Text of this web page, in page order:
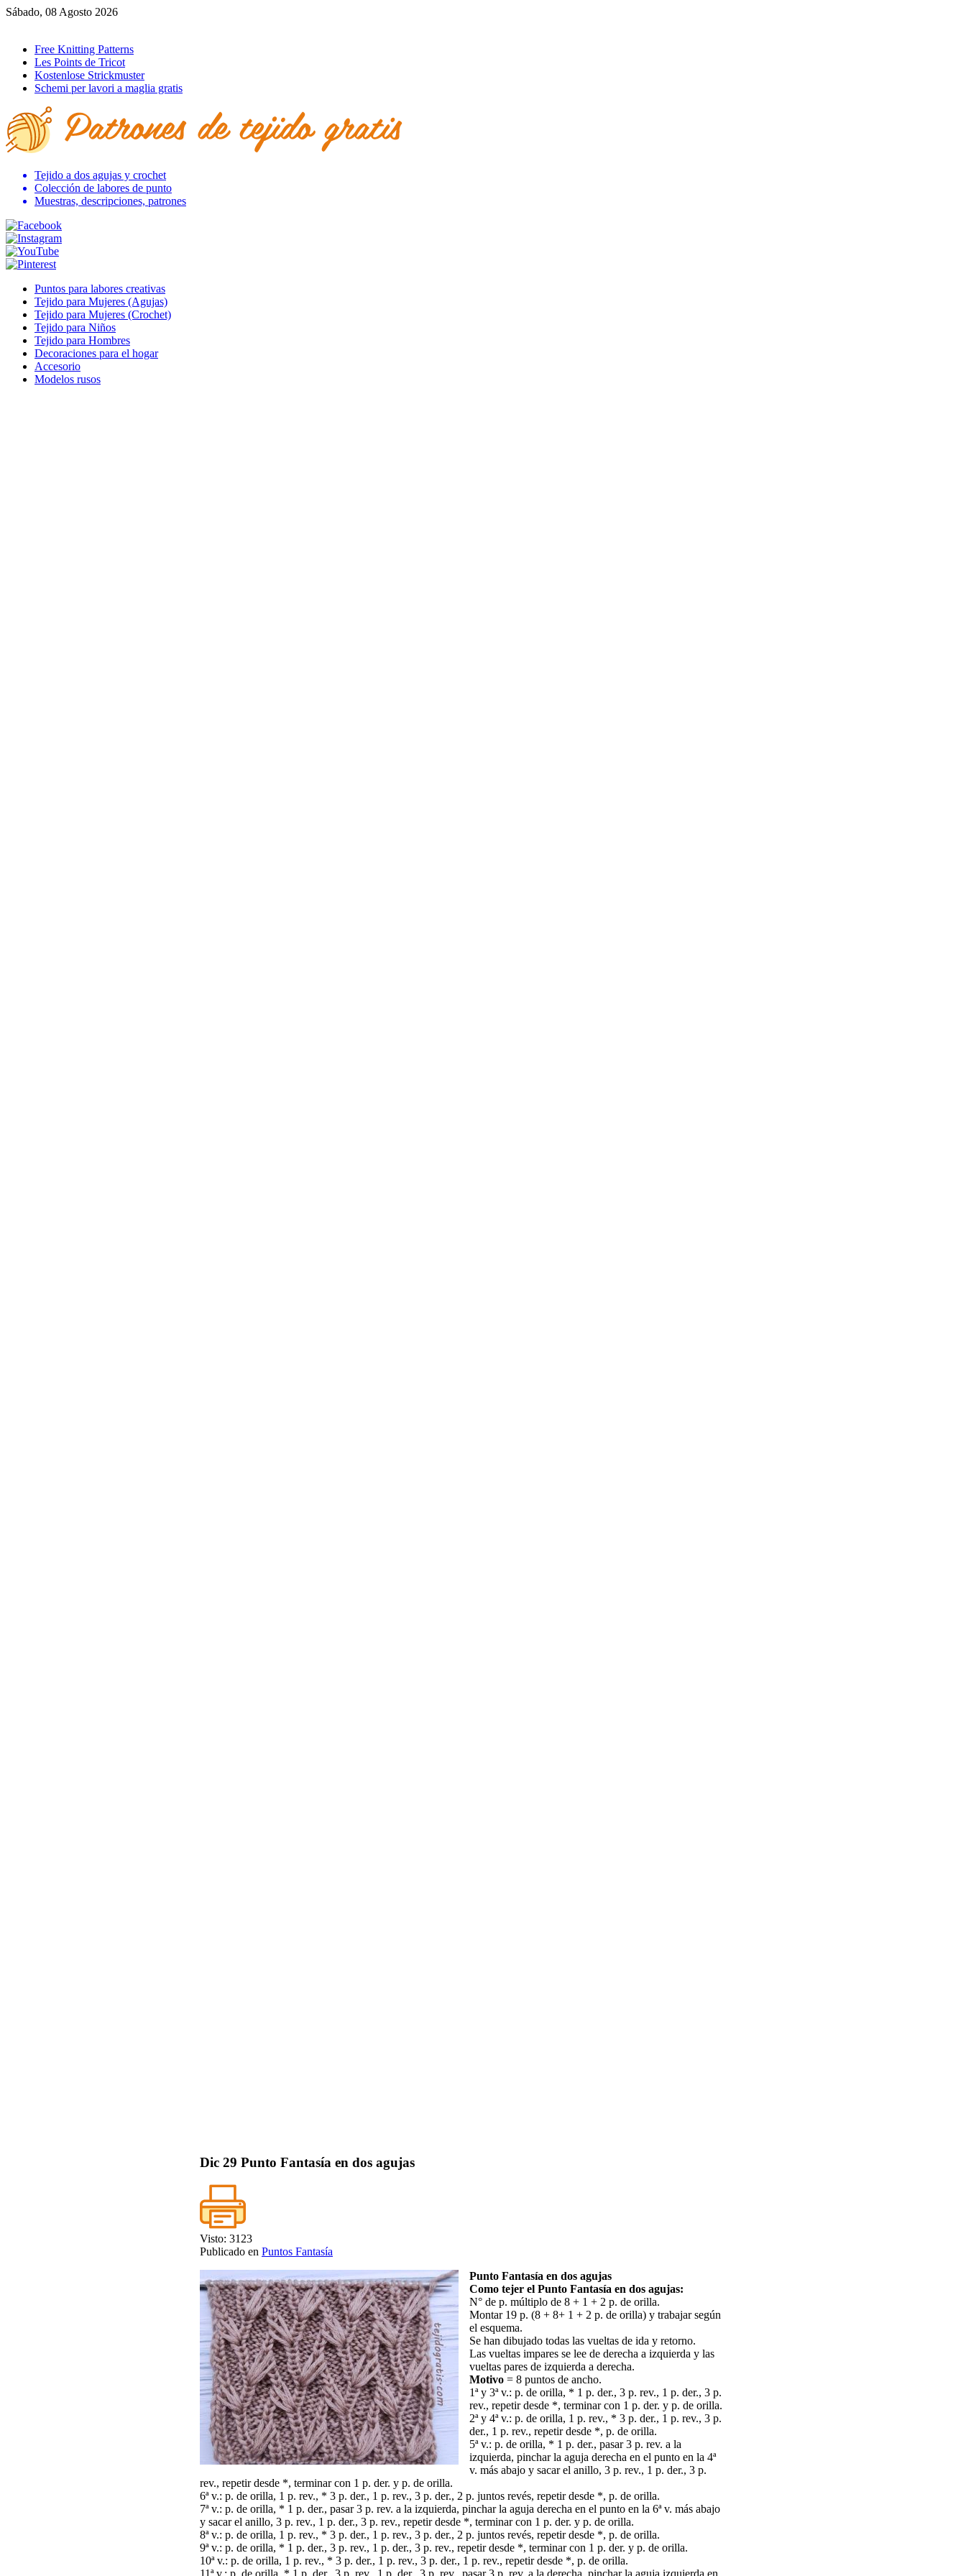
Sábado, 08 Agosto 2026
Free Knitting Patterns
Les Points de Tricot
Kostenlose Strickmuster
Schemi per lavori a maglia gratis
Tejido a dos agujas y crochet
Colección de labores de punto
Muestras, descripciones, patrones
Puntos para labores creativas
Tejido para Mujeres (Agujas)
Tejido para Mujeres (Crochet)
Tejido para Niños
Tejido para Hombres
Decoraciones para el hogar
Accesorio
Modelos rusos
Dic 29 Punto Fantasía en dos agujas
Visto: 3123
Publicado en Puntos Fantasía
Punto Fantasía en dos agujas
Como tejer el Punto Fantasía en dos agujas:
N° de p. múltiplo de 8 + 1 + 2 p. de orilla.
Montar 19 p. (8 + 8+ 1 + 2 p. de orilla) y trabajar según
el esquema.
Se han dibujado todas las vueltas de ida y retorno.
Las vueltas impares se lee de derecha a izquierda y las
vueltas pares de izquierda a derecha.
Motivo = 8 puntos de ancho.
1ª y 3ª v.: p. de orilla, * 1 p. der., 3 p. rev., 1 p. der., 3 p.
rev., repetir desde *, terminar con 1 p. der. y p. de orilla.
2ª y 4ª v.: p. de orilla, 1 p. rev., * 3 p. der., 1 p. rev., 3 p.
der., 1 p. rev., repetir desde *, p. de orilla.
5ª v.: p. de orilla, * 1 p. der., pasar 3 p. rev. a la
izquierda, pinchar la aguja derecha en el punto en la 4ª
v. más abajo y sacar el anillo, 3 p. rev., 1 p. der., 3 p.
rev., repetir desde *, terminar con 1 p. der. y p. de orilla.
6ª v.: p. de orilla, 1 p. rev., * 3 p. der., 1 p. rev., 3 p. der., 2 p. juntos revés, repetir desde *, p. de orilla.
7ª v.: p. de orilla, * 1 p. der., pasar 3 p. rev. a la izquierda, pinchar la aguja derecha en el punto en la 6ª v. más abajo
y sacar el anillo, 3 p. rev., 1 p. der., 3 p. rev., repetir desde *, terminar con 1 p. der. y p. de orilla.
8ª v.: p. de orilla, 1 p. rev., * 3 p. der., 1 p. rev., 3 p. der., 2 p. juntos revés, repetir desde *, p. de orilla.
9ª v.: p. de orilla, * 1 p. der., 3 p. rev., 1 p. der., 3 p. rev., repetir desde *, terminar con 1 p. der. y p. de orilla.
10ª v.: p. de orilla, 1 p. rev., * 3 p. der., 1 p. rev., 3 p. der., 1 p. rev., repetir desde *, p. de orilla.